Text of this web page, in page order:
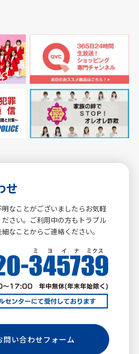
せ
なことがございましたらお気軽
さい。ご利用中の方もトラブル
なことからご連絡ください。
問い合わせフォーム